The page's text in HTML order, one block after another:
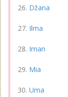
Džana
Ilma
Iman
Mia
Uma